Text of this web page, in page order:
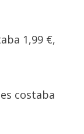
1,99 €,
costaba